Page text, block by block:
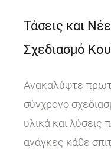
Τάσεις και
Σχεδιασμό
Ανακαλύψτε
σύγχρονο
υλικά και λύσεις
ανάγκες κάθε